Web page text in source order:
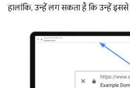
हालांकि, उन्हें लग सकता है कि उन्हें इससे